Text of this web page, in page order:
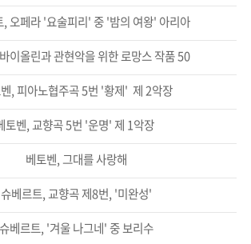
, 오페라 '요술피리' 중 '밤의 여왕' 아리아
이올린과 관현악을 위한 로망스 작품 50
, 피아노협주곡 5번 '황제' 제 2악장
토벤, 교향곡 5번 '운명' 제 1악장
베토벤, 그대를 사랑해
슈베르트, 교향곡 제8번, '미완성'
슈베르트, '겨울 나그네' 중 보리수